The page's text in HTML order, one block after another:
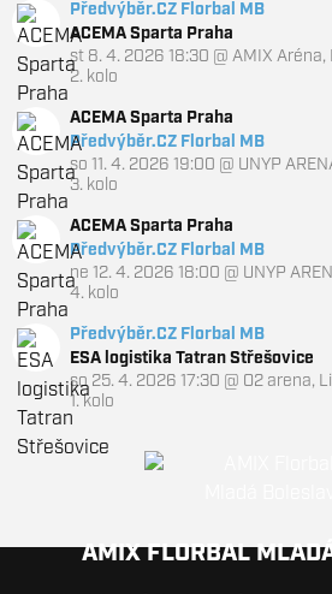
Předvýběr.CZ Florbal MB
ACEMA Sparta Praha
st 8. 4. 2026 18:30 @ AMIX Aréna,
2. kolo
ACEMA Sparta Praha
Předvýběr.CZ Florbal MB
so 11. 4. 2026 19:00 @ UNYP
3. kolo
ACEMA Sparta Praha
Předvýběr.CZ Florbal MB
ne 12. 4. 2026 18:00 @ UNYP
4. kolo
Předvýběr.CZ Florbal MB
ESA logistika Tatran Střešovice
so 25. 4. 2026 17:30 @ O2 arena,
1. kolo
AMIX FLORBAL